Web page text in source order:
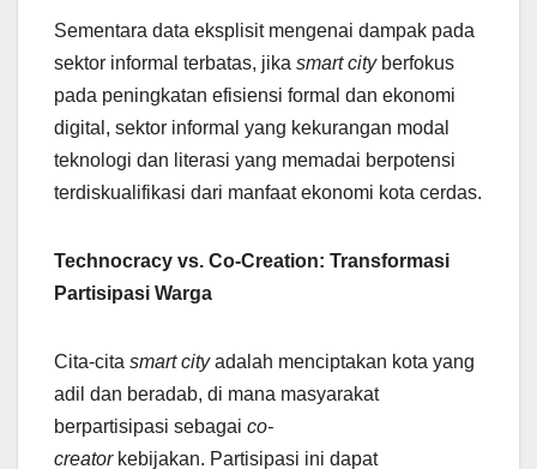
Sementara data eksplisit mengenai dampak pada
sektor informal terbatas, jika smart cityberfokus
pada peningkatan efisiensi formal dan ekonomi
digital, sektor informal yang kekurangan modal
teknologi dan literasi yang memadai berpotensi
terdiskualifikasi dari manfaat ekonomi kota cerdas.
Technocracy vs. Co-Creation: Transformasi
Partisipasi Warga
Cita-cita smart cityadalah menciptakan kota yang
adil dan beradab, di mana masyarakat
berpartisipasi sebagai co-
creatorkebijakan. Partisipasi ini dapat